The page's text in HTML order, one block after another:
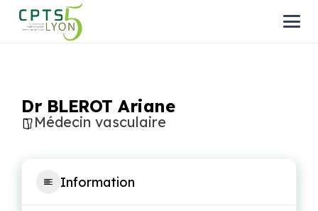
Dr BLEROT Ariane
Médecin vasculaire
Information